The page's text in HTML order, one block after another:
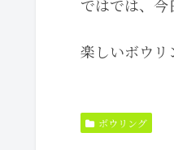
ではでは、今
楽しいボウ
ボウリング